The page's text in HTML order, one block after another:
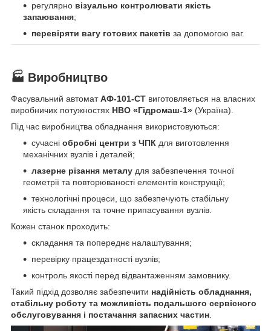
регулярно візуально контролювати якість
запаювання;
перевіряти вагу готових пакетів за допомогою ваг.
🏭 Виробництво
Фасувальний автоматАФ-101-СТ виготовляється на власних
виробничих потужностях НВО «Гідромаш-1» (Україна).
Під час виробництва обладнання використовуються:
сучасні обробні центри з ЧПК для виготовлення
механічних вузлів і деталей;
лазерне різання металу для забезпечення точної
геометрії та повторюваності елементів конструкції;
технологічні процеси, що забезпечують стабільну
якість складання та точне припасування вузлів.
Кожен станок проходить:
складання та попереднє налаштування;
перевірку працездатності вузлів;
контроль якості перед відвантаженням замовнику.
Такий підхід дозволяє забезпечити надійність обладнання,
стабільну роботу та можливість подальшого сервісного
обслуговування і постачання запасних частин.